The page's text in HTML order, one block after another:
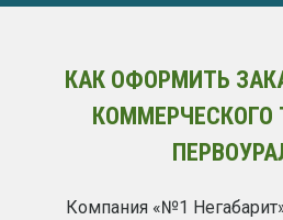
КАК ОФОРМИТЬ
КОММЕРЧЕСКОГО
Компания «№1